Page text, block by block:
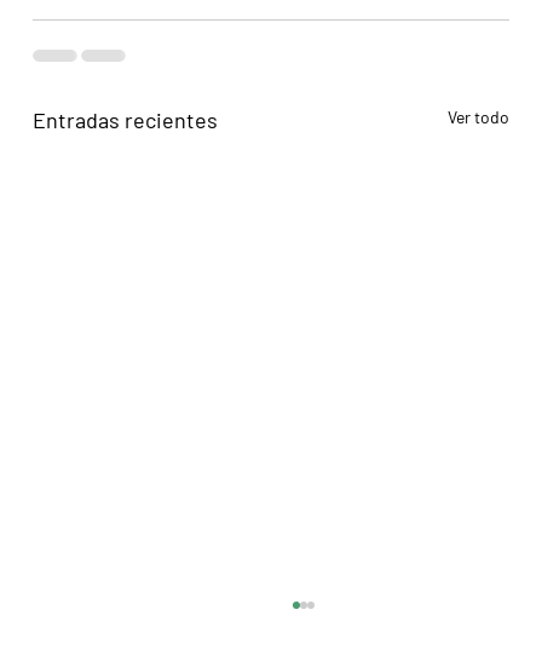
Entradas recientes Ver todo